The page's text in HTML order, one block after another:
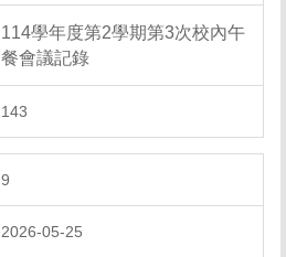
114學年度第2學期第3次校內午
餐會議記錄
143
9
2026-05-25